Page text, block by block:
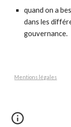
quand on a
dans les
gouvernance.
Mentions légales